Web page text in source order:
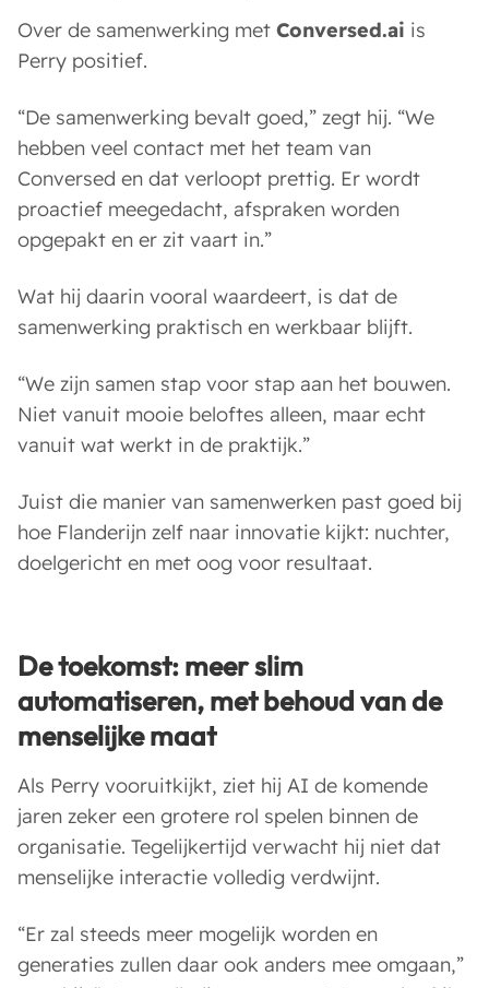
Over de samenwerking met Conversed.ai is
Perry positief.
“De samenwerking bevalt goed,” zegt hij. “We
hebben veel contact met het team van
Conversed en dat verloopt prettig. Er wordt
proactief meegedacht, afspraken worden
opgepakt en er zit vaart in.”
Wat hij daarin vooral waardeert, is dat de
samenwerking praktisch en werkbaar blijft.
“We zijn samen stap voor stap aan het bouwen.
Niet vanuit mooie beloftes alleen, maar echt
vanuit wat werkt in de praktijk.”
Juist die manier van samenwerken past goed bij
hoe Flanderijn zelf naar innovatie kijkt: nuchter,
doelgericht en met oog voor resultaat.
De toekomst: meer slim
automatiseren, met behoud van de
menselijke maat
Als Perry vooruitkijkt, ziet hij AI de komende
jaren zeker een grotere rol spelen binnen de
organisatie. Tegelijkertijd verwacht hij niet dat
menselijke interactie volledig verdwijnt.
“Er zal steeds meer mogelijk worden en
generaties zullen daar ook anders mee omgaan,”